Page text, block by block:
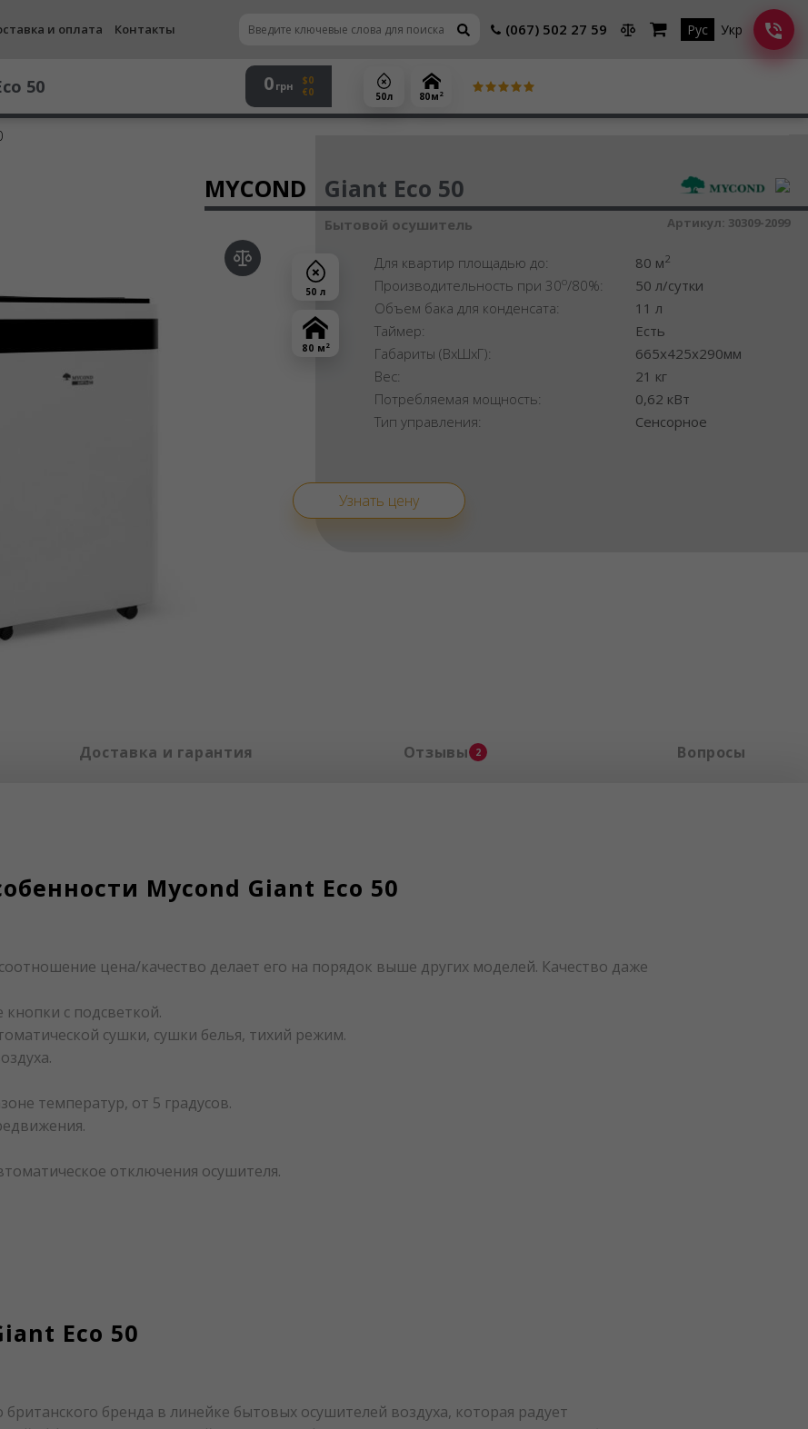
и оплата Контакты (067) 502 27 59 Рус Укр
50 0 грн
$0
€0
50 л 80 м 2
50 л
80 м 2
Осушитель воздуха
MYCOND Giant Eco 50
Бытовой осушитель Артикул: 30309-2099
Для квартир площадью до: 80 м2
Производительность при 30o/80%:
50 л/сутки
Объем бака для конденсата:
11 л
Таймер:
Есть
Габариты (ВхШхГ):
665x425x290мм
Вес:
21 кг
Потребляемая мощность:
0,62 кВт
Тип управления:
Сенсорное
Узнать цену
Доставка и гарантия Отзывы 2 Вопросы
Mycond Giant Eco 50
цена/качество делает его на порядок выше других моделей. Качество даже
с подсветкой.
сушки, сушки белья, тихий режим.
температур, от 5 градусов.
отключения осушителя.
Eco 50
бренда в линейке бытовых осушителей воздуха, которая радует